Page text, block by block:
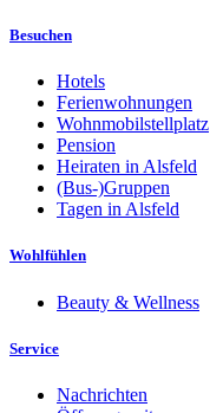
Besuchen
Hotels
Ferienwohnungen
Wohnmobilstellplatz
Pension
Heiraten in Alsfeld
(Bus-)Gruppen
Tagen in Alsfeld
Wohlfühlen
Beauty & Wellness
Service
Nachrichten